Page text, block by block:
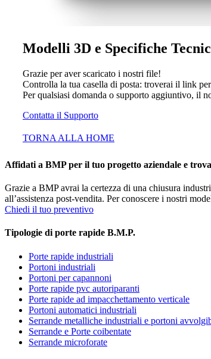
Modelli 3D e Specifiche
Grazie per aver scaricato i nostri file!
Controlla la tua casella di posta: troverai il link
Per qualsiasi domanda o supporto aggiuntivo, il
Contatta il Supporto
TORNA ALLA HOME
Affidati a BMP per il tuo progetto aziendale e
Grazie a BMP avrai la certezza di una chiusura
all’assistenza post-vendita. Per conoscere i nostri
Chiedi il tuo preventivo
Tipologie di porte rapide B.M.P.
Porte rapide industriali
Portoni industriali
Portoni per capannoni
Porte rapide pvc autoriparanti
Porte rapide ad impacchettamento verticale
Portoni automatici industriali
Serrande metalliche industriali e portoni
Serrande e Porte coibentate
Serrande microforate